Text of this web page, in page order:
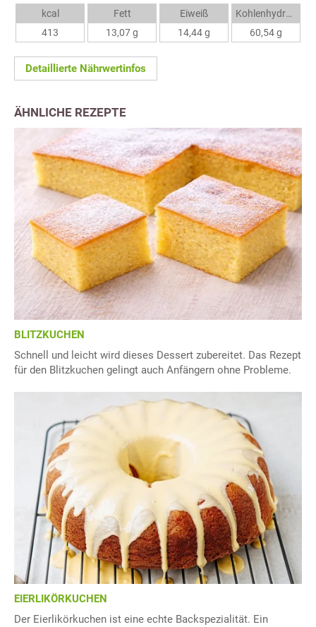
kcal
413
Fett
13,07 g
Eiweiß
14,44 g
Kohlenhydrate
60,54 g
Detaillierte Nährwertinfos
ÄHNLICHE REZEPTE
BLITZKUCHEN
Schnell und leicht wird dieses Dessert zubereitet. Das Rezept
für den Blitzkuchen gelingt auch Anfängern ohne Probleme.
EIERLIKÖRKUCHEN
Der Eierlikörkuchen ist eine echte Backspezialität. Ein